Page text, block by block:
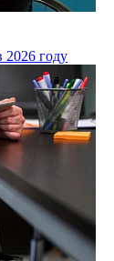
2026 году